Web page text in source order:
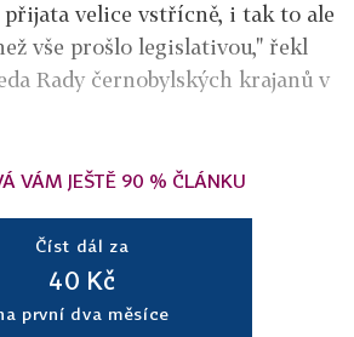
přijata velice vstřícně, i tak to ale
vše prošlo legislativou," řekl
Rady černobylských krajanů v
VÁM JEŠTĚ 90 % ČLÁNKU
Číst dál za
40 Kč
první dva měsíce